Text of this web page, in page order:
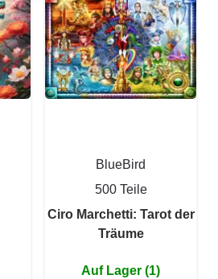
BlueBird
500 Teile
Ciro Marchetti: Tarot der
Träume
Auf Lager (1)